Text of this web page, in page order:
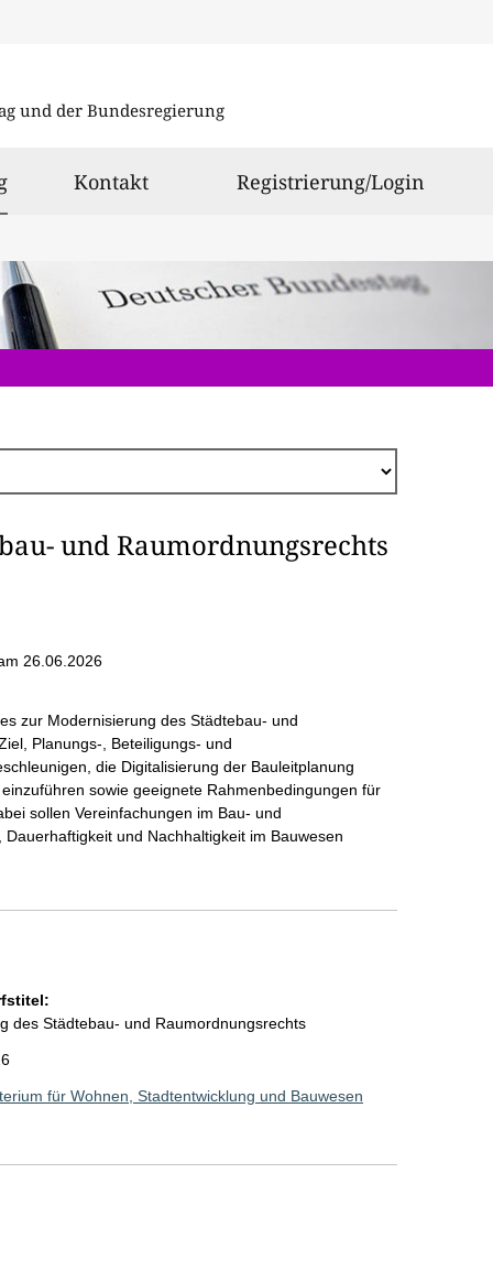
und der Bundesregierung
ausgewählt
Kontakt Registrierung/Login
und Raumordnungsrechts
26.06.2026
zur Modernisierung des Städtebau- und
Planungs-, Beteiligungs- und
die Digitalisierung der Bauleitplanung
sowie geeignete Rahmenbedingungen für
sollen Vereinfachungen im Bau- und
und Nachhaltigkeit im Bauwesen
des Städtebau- und Raumordnungsrechts
für Wohnen, Stadtentwicklung und Bauwesen